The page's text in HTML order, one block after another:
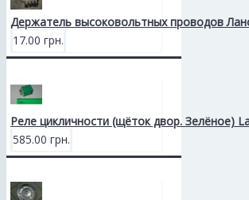
Держатель высоковольтных проводов
17.00 грн.
Реле цикличности (щёток двор. Зелёное)
585.00 грн.